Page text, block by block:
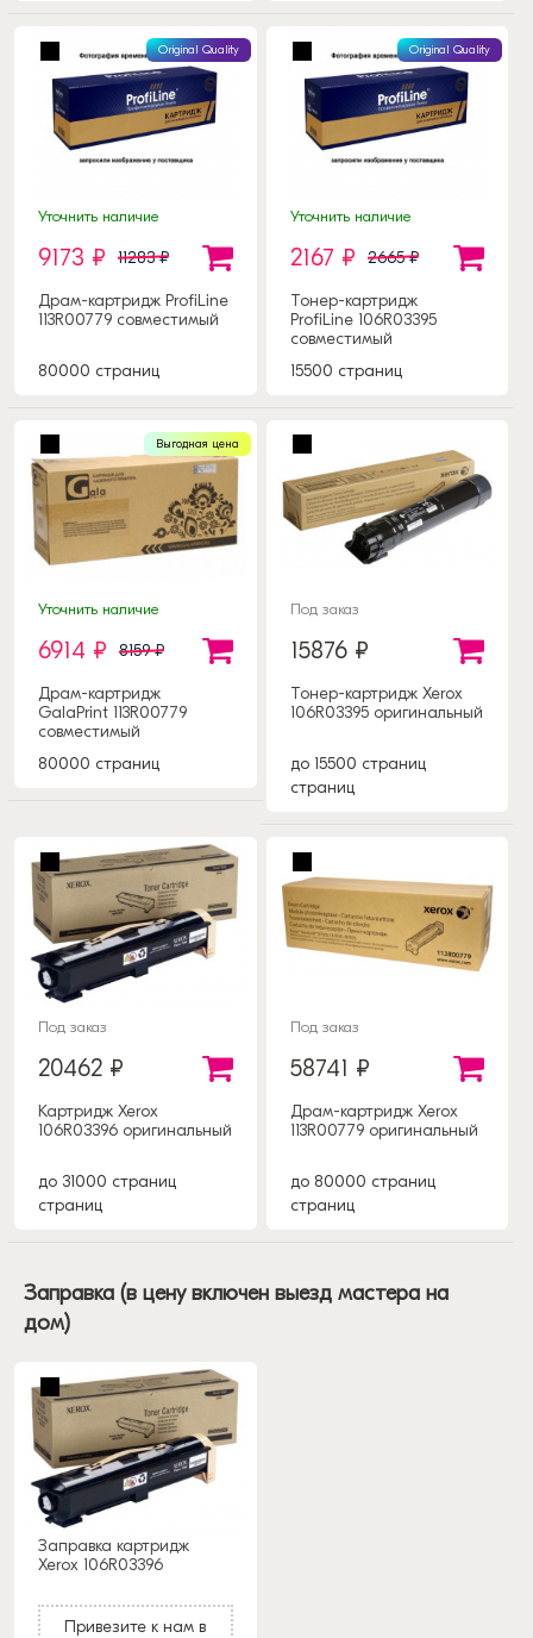
Original Quality
Уточнить наличие
9173 ₽ 11283 ₽
Драм-картридж ProfiLine
113R00779 совместимый
80000 страниц
Original Quality
Уточнить наличие
2167 ₽ 2665 ₽
Тонер-картридж
ProfiLine 106R03395
совместимый
15500 страниц
Выгодная цена
Уточнить наличие
6914 ₽ 8159 ₽
Драм-картридж
GalaPrint 113R00779
совместимый
80000 страниц
Под заказ
15876 ₽
Тонер-картридж Xerox
106R03395 оригинальный
до 15500 страниц
страниц
Под заказ
20462 ₽
Картридж Xerox
106R03396 оригинальный
до 31000 страниц
страниц
Под заказ
58741 ₽
Драм-картридж Xerox
113R00779 оригинальный
до 80000 страниц
страниц
Заправка (в цену включен выезд мастера на
дом)
Заправка картридж
Xerox 106R03396
Привезите к нам в